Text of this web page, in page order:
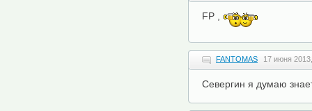
FP ,
FANTOMAS 17 июня
Севергин я думаю